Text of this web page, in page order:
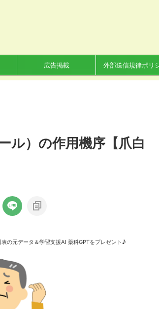
広告掲載 外部送信規律ポリ
ル）の作用機序【爪白
の元データ＆学習支援AI 薬科GPTをプレゼント♪